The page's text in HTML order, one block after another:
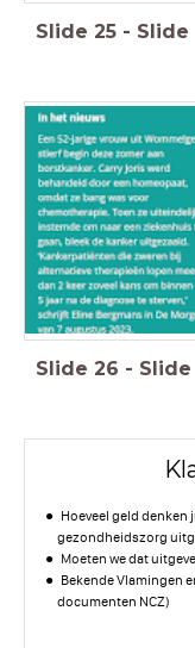
Slide 25 - Slide
Slide 26 - Slide
Hoeveel geld denken
gezondheidszorg
Moeten we dat
Bekende Vlamingen
documenten NCZ)